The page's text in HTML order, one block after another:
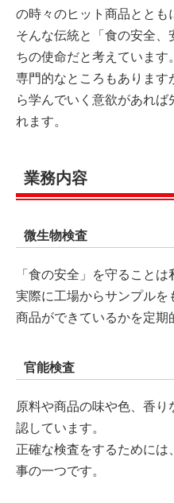
の時々のヒット商品ととも
そんな伝統と「食の安全、
ちの使命だと考えています。
専門的なところもありま
ら学んでいく意欲があれば
れます。
業務内容
微生物検査
「食の安全」を守ることは
実際に工場からサンプルを
商品ができているかを定期
官能検査
原料や商品の味や色、香
認しています。
正確な検査をするために
事の一つです。